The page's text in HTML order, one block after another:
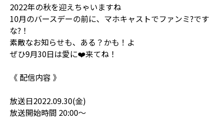
2022年の秋を迎えちゃいますね
10月のバースデーの前に、マホキャストでファンミ?です
な?！
素敵なお知らせも、ある？かも！よ
ぜひ9月30日は愛に❤️来てね！
《 配信内容 》
放送日2022.09.30(金)
放送開始時間 20:00〜